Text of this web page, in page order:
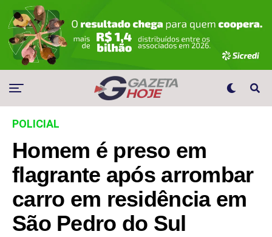
POLICIAL
Homem é preso em
flagrante após arrombar
carro em residência em
São Pedro do Sul